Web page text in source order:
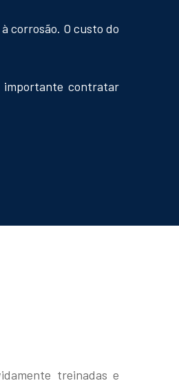
corrosão. O custo do
importante contratar
treinadas e